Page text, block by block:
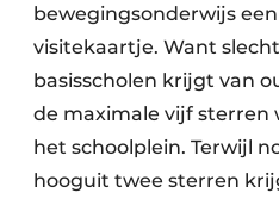
bewegingsonderwijs
visitekaartje. Want
basisscholen krijgt van
de maximale vijf
het schoolplein. Terwijl
hooguit twee sterren